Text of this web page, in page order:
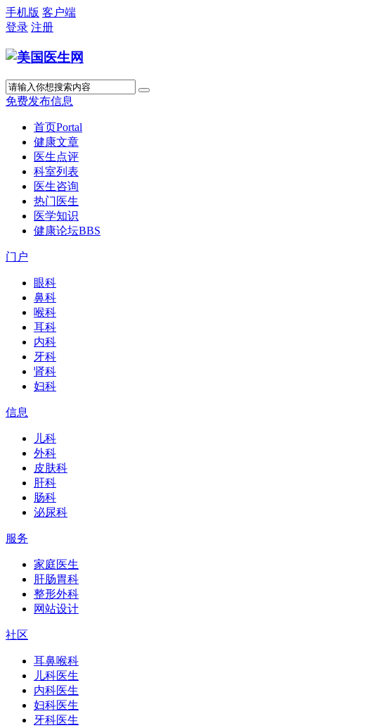
手机版 客户端
登录 注册
免费发布信息
首页Portal
健康文章
医生点评
科室列表
医生咨询
热门医生
医学知识
健康论坛BBS
门户
眼科
鼻科
喉科
耳科
内科
牙科
肾科
妇科
信息
儿科
外科
皮肤科
肝科
肠科
泌尿科
服务
家庭医生
肝肠胃科
整形外科
网站设计
社区
耳鼻喉科
儿科医生
内科医生
妇科医生
牙科医生